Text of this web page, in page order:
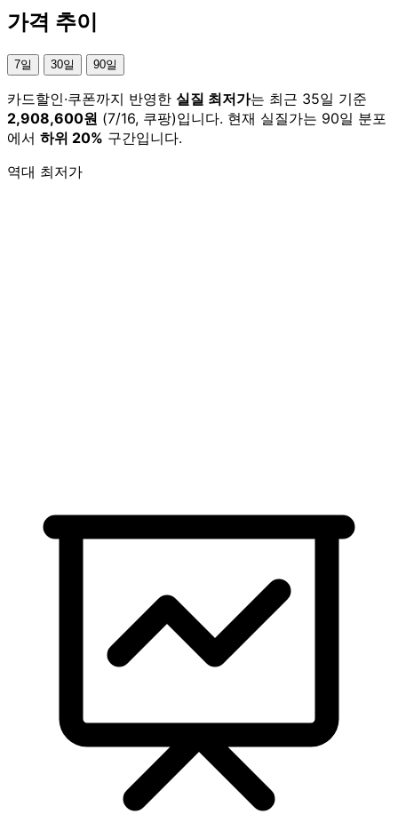
가격 추이
7일 30일 90일
카드할인·쿠폰까지 반영한 실질 최저가는 최근 35일 기준
2,908,600원 (7/16, 쿠팡)입니다. 현재 실질가는 90일 분포
에서 하위 20% 구간입니다.
역대 최저가